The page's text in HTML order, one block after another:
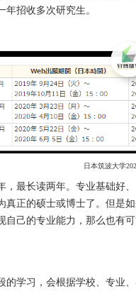
招收多次研究生。
日本筑波大学
，最长读两年。专业基础好
真正的硕士或博士了。但是
自己的专业能力，那么也有
的学习，会根据学校、专业